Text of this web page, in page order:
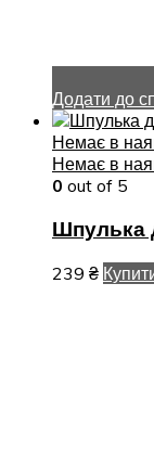
Додати до
Немає в
Немає в
0 out of 5
Шпулька
239 ₴